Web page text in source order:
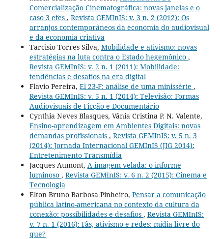
Comercialização Cinematográfica: novas janelas e o
caso 3 efes , Revista GEMInIS: v. 3 n. 2 (2012): Os
arranjos contemporâneos da economia do audiovisual
e da economia criativa
Tarcisio Torres Silva, Mobilidade e ativismo: novas
estratégias na luta contra o Estado hegemônico ,
Revista GEMInIS: v. 2 n. 1 (2011): Mobilidade:
tendências e desafios na era digital
Flavio Pereira, El 23-F: análise de uma minissérie ,
Revista GEMInIS: v. 5 n. 1 (2014): Televisão: Formas
Audiovisuais de Ficção e Documentário
Cynthia Neves Blasques, Vânia Cristina P. N. Valente,
Ensino-aprendizagem em Ambientes Digitais: novas
demandas profissionais , Revista GEMInIS: v. 5 n. 3
(2014): Jornada Internacional GEMInIS (JIG 2014):
Entretenimento Transmídia
Jacques Aumont, A imagem velada: o informe
luminoso , Revista GEMInIS: v. 6 n. 2 (2015): Cinema e
Tecnologia
Elton Bruno Barbosa Pinheiro, Pensar a comunicação
pública latino-americana no contexto da cultura da
conexão: possibilidades e desafios , Revista GEMInIS:
v. 7 n. 1 (2016): Fãs, ativismo e redes: mídia livre do
que?